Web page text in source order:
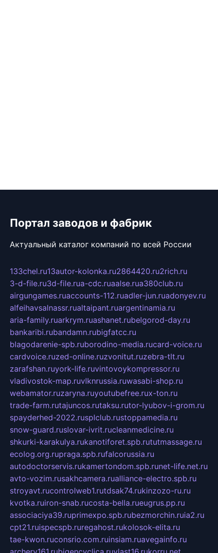
Портал заводов и фабрик
Актуальный каталог компаний по всей России
133chel.ru13autor-kolonka.ru2864420.ru2rich.ru
3-d-file.ru3d-file.rua-cdc.ruaalse.rua380club.ru
airgungames.ruaccounts-112.ruadler-jun.ruadonyev.ru
alfeihavsalnassr.rualtaipant.ruargentinamia.ru
aria-family.ruarkrym.ruashanet.rubelgorod-day.ru
bankaribi.rubandamn.rubigfatcc.ru
blagodarenie-spb.ruborodino-media.rucard-voice.ru
cardvoice.ruzed-online.ruzvonitut.ruzebra-tlt.ru
zarafshan.ruyork-life.ruvintovoykompressor.ru
vladivostok-map.ruvlknrussia.ruwasabi-shop.ru
webamator.ruzaryna.ruyoutubefree.rux-ton.ru
trade-farm.rutajuncos.rutaksu.rutor-lyubov-i-grom.ru
spayderhed-2022.rusplclub.rustoppamedia.ru
snow-guard.ruslovar-ivrit.rucleanmedicine.ru
shkurki-karakulya.rukanotiforet.spb.rututmassage.ru
ecolog.org.rupraga.spb.rufalcorussia.ru
autodoctorservis.rukamertondom.spb.runet-life.net.ru
avto-vozim.rusakhcamera.rualliance-electro.spb.ru
stroyavt.rucontrolweb1.rutdsak74.rukinzozo-ru.ru
kvotka.ruiron-snab.rucosta-bella.rueugrus.pp.ru
associaciya39.ruprimexpo.spb.rubezmorchin.ruia2.ru
cpt21.ruispecspb.ruregahost.rukolosok-elita.ru
tae-kwon.ruconsrio.com.ruinsiam.ruavegainfo.ru